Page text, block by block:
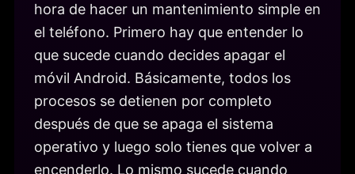
hora de hacer un mantenimiento simple en
el teléfono. Primero hay que entender lo
que sucede cuando decides apagar el
móvil Android. Básicamente, todos los
procesos se detienen por completo
después de que se apaga el sistema
operativo y luego solo tienes que volver a
encenderlo. Lo mismo sucede cuando